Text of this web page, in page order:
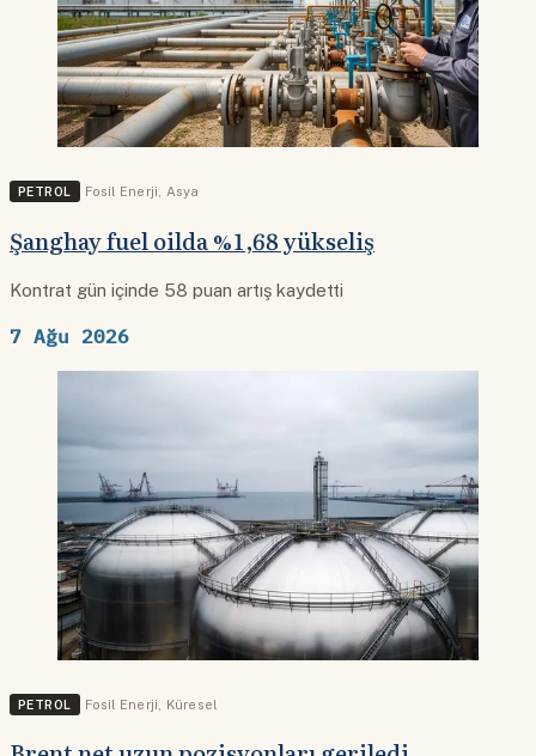
PETROL Fosil Enerji, Asya
Şanghay fuel oilda %1,68 yükseliş
Kontrat gün içinde 58 puan artış kaydetti
7 Ağu 2026
PETROL Fosil Enerji Küresel